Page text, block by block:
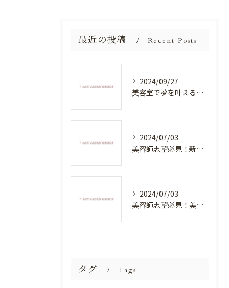
最近の投稿 Recent Posts
2024/09/27
美容室で夢を叶える！自分を磨く新たなチャンス
2024/07/03
美容師志望必見！新たな価値を創造する美容室でハイレベルな技術を学べる環境
2024/07/03
美容師志望必見！美容室NEWSTANDARDで最高のスキルアップを目指そう！
タグ Tags